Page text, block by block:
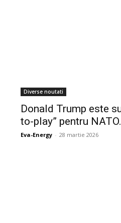
Diverse noutati
Donald Trump este
to-play” pentru
Eva-Energy - 28 martie 2026